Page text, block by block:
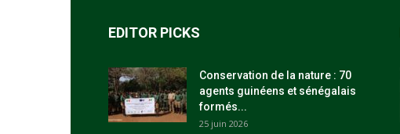
EDITOR PICKS
Conservation de la nature : 70
agents guinéens et sénégalais
formés...
25 juin 2026